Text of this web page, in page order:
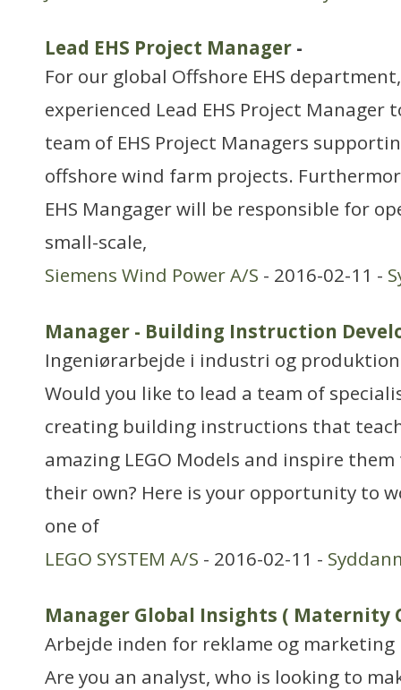
Lead EHS Project Manager -
For our global Offshore EHS
experienced Lead EHS Project Manager
team of EHS Project Managers
offshore wind farm projects.
EHS Mangager will be responsible for
small-scale,
Siemens Wind Power A/S - 2016-02-11 -
Manager - Building Instruction
Ingeniørarbejde i industri og produktion
Would you like to lead a team of
creating building instructions that
amazing LEGO Models and inspire
their own? Here is your opportunity to
one of
LEGO SYSTEM A/S - 2016-02-11 -
Manager Global Insights ( Maternity
Arbejde inden for reklame og marketing
Are you an analyst, who is looking to